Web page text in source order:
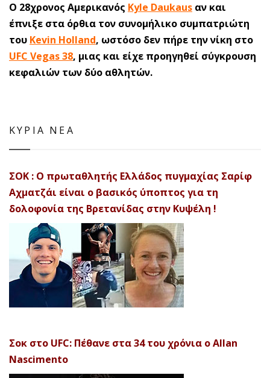
O 28χρονος Αμερικανός Kyle Daukaus αν και
έπνιξε στα όρθια τον συνομήλικο συμπατριώτη
του Kevin Holland, ωστόσο δεν πήρε την νίκη στο
UFC Vegas 38, μιας και είχε προηγηθεί σύγκρουση
κεφαλιών των δύο αθλητών.
ΚΥΡΙΑ ΝΕΑ
ΣΟΚ : Ο πρωταθλητής Ελλάδος πυγμαχίας Σαρίφ
Αχματζάι είναι ο βασικός ύποπτος για τη
δολοφονία της Βρετανίδας στην Κυψέλη !
Σοκ στο UFC: Πέθανε στα 34 του χρόνια ο Allan
Nascimento